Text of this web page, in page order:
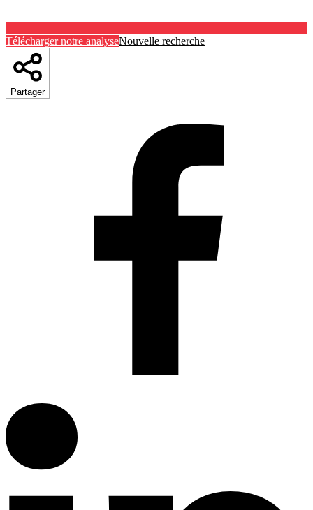
Télécharger notre analyseNouvelle recherche
Partager